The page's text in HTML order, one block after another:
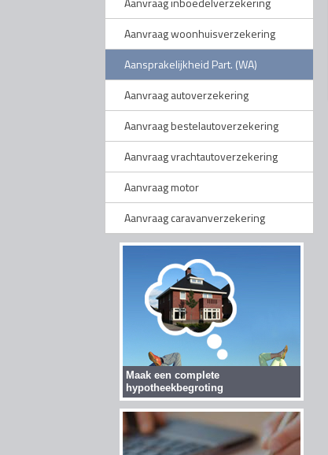
Aanvraag woonhuisverzekering
Aansprakelijkheid Part. (WA)
Aanvraag autoverzekering
Aanvraag bestelautoverzekering
Aanvraag vrachtautoverzekering
Aanvraag motor
Aanvraag caravanverzekering
Maak een complete
hypotheekbegroting